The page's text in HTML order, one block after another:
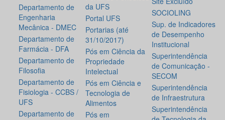
Departamento de
Engenharia
Mecânica - DMEC
Departamento de
Farmácia - DFA
Departamento de
Filosofia
Departamento de
Fisiologia - CCBS /
UFS
Departamento de
da UFS
Portal UFS
Portarias (até
31/10/2017)
Pós em Ciência da
Propriedade
Intelectual
Pós em Ciência e
Tecnologia de
Alimentos
Pós em
SOCIOLING
Sup. de Indicadores
de Desempenho
Institucional
Superintendência
de Comunicação -
SECOM
Superintendência
de Infraestrutura
Superintendência